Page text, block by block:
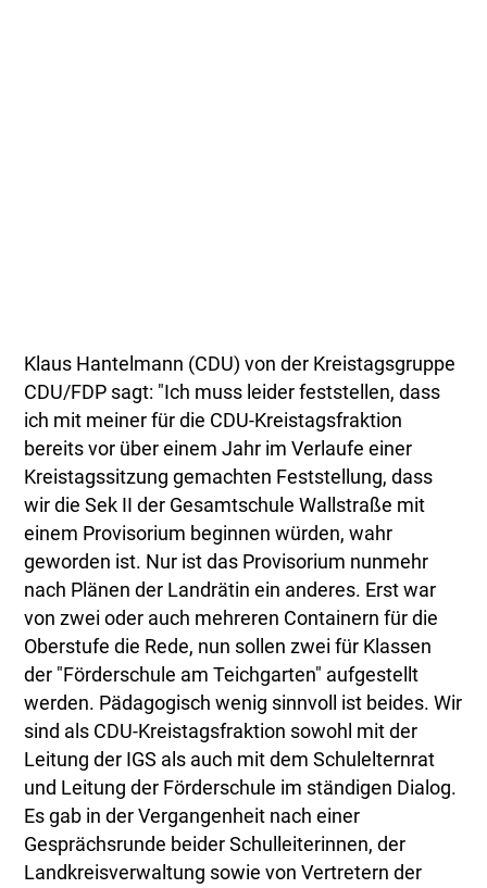
Klaus Hantelmann (CDU) von der Kreistagsgruppe
CDU/FDP sagt: "Ich muss leider feststellen, dass
ich mit meiner für die CDU-Kreistagsfraktion
bereits vor über einem Jahr im Verlaufe einer
Kreistagssitzung gemachten Feststellung, dass
wir die Sek II der Gesamtschule Wallstraße mit
einem Provisorium beginnen würden, wahr
geworden ist. Nur ist das Provisorium nunmehr
nach Plänen der Landrätin ein anderes. Erst war
von zwei oder auch mehreren Containern für die
Oberstufe die Rede, nun sollen zwei für Klassen
der "Förderschule am Teichgarten" aufgestellt
werden. Pädagogisch wenig sinnvoll ist beides. Wir
sind als CDU-Kreistagsfraktion sowohl mit der
Leitung der IGS als auch mit dem Schulelternrat
und Leitung der Förderschule im ständigen Dialog.
Es gab in der Vergangenheit nach einer
Gesprächsrunde beider Schulleiterinnen, der
Landkreisverwaltung sowie von Vertretern der